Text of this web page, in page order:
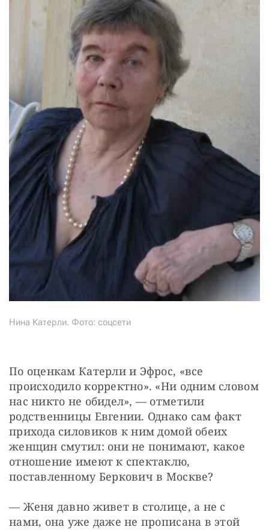
Нина Катерли. Фото: соцсети
По оценкам Катерли и Эфрос, «все
происходило корректно». «Ни одним словом
нас никто не обидел», — отметили
родственницы Евгении. Однако сам факт
прихода силовиков к ним домой обеих
женщин смутил: они не понимают, какое
отношение имеют к спектаклю,
поставленному Беркович в Москве?
— Женя давно живет в столице, а не с
нами, она уже даже не прописана в этой